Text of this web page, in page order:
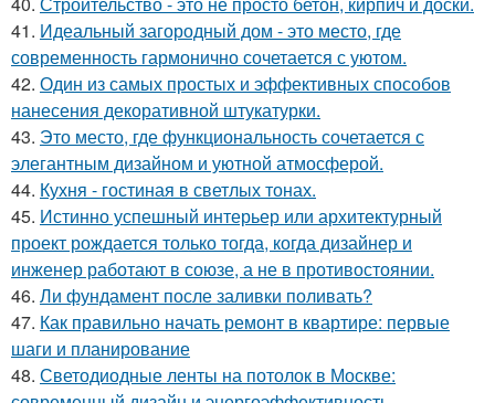
41. Идеальный загородный дом - это место, где
современность гармонично сочетается с уютом.
42. Один из самых простых и эффективных способов
нанесения декоративной штукатурки.
43. Это место, где функциональность сочетается с
элегантным дизайном и уютной атмосферой.
44. Кухня - гостиная в светлых тонах.
45. Истинно успешный интерьер или архитектурный
проект рождается только тогда, когда дизайнер и
инженер работают в союзе, а не в противостоянии.
46. Ли фундамент после заливки поливать?
47. Как правильно начать ремонт в квартире: первые
шаги и планирование
48. Светодиодные ленты на потолок в Москве: